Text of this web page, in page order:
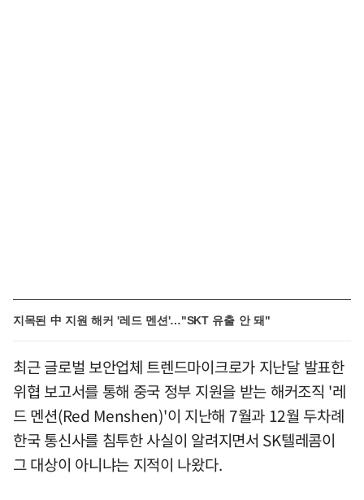
지목된 中 지원 해커 '레드 멘션'…"SKT 유출 안 돼"
최근 글로벌 보안업체 트렌드마이크로가 지난달 발표한
위협 보고서를 통해 중국 정부 지원을 받는 해커조직 '레
드 멘션(Red Menshen)'이 지난해 7월과 12월 두차례
한국 통신사를 침투한 사실이 알려지면서 SK텔레콤이
그 대상이 아니냐는 지적이 나왔다.